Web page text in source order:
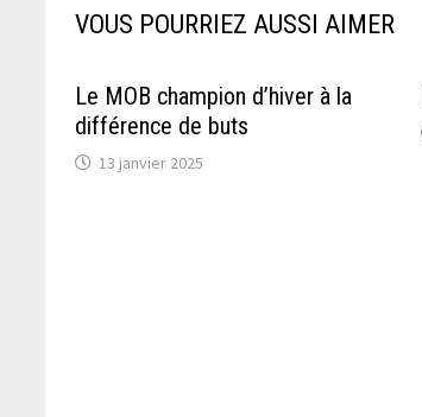
VOUS POURRIEZ AUSSI AIMER
Le MOB champion d’hiver à la
différence de buts
13 janvier 2025